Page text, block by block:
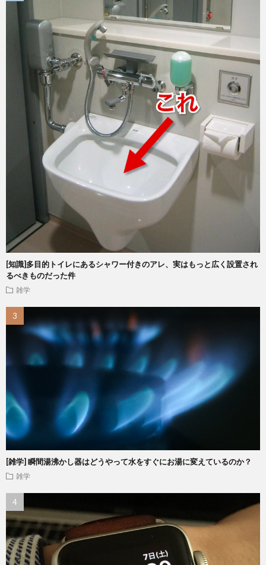
[知識]多目的トイレにあるシャワー付きのアレ、実はもっと広く設置され
るべきものだった件
雑学
[雑学] 瞬間湯沸かし器はどうやって水をすぐにお湯に変えているのか？
雑学